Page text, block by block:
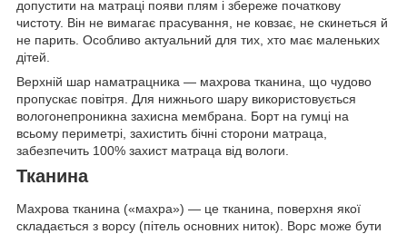
допустити на матраці появи плям і збереже початкову
чистоту. Він не вимагає прасування, не ковзає, не скинеться й
не парить. Особливо актуальний для тих, хто має маленьких
дітей.
Верхній шар наматрацника — махрова тканина, що чудово
пропускає повітря. Для нижнього шару використовується
вологонепроникна захисна мембрана. Борт на гумці на
всьому периметрі, захистить бічні сторони матраца,
забезпечить 100% захист матраца від вологи.
Тканина
Махрова тканина («махра») — це тканина, поверхня якої
складається з ворсу (пітель основних ниток). Ворс може бути